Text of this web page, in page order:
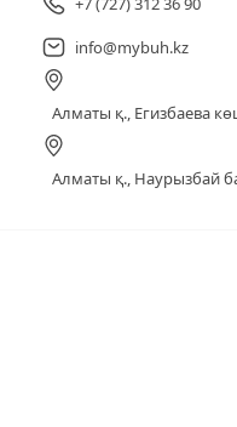
info@mybuh.kz
Алматы қ., Егизбаева
Алматы қ., Наурызбай